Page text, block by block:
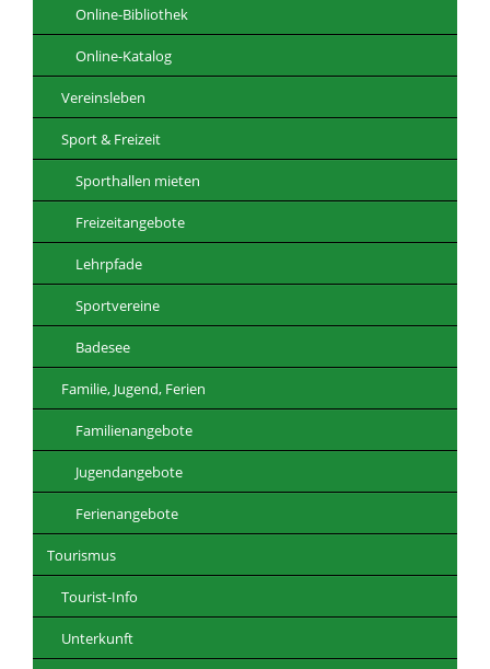
Online-Bibliothek
Online-Katalog
Vereinsleben
Sport & Freizeit
Sporthallen mieten
Freizeitangebote
Lehrpfade
Sportvereine
Badesee
Familie, Jugend, Ferien
Familienangebote
Jugendangebote
Ferienangebote
Tourismus
Tourist-Info
Unterkunft